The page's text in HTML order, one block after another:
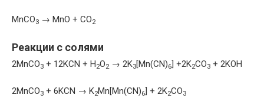
MnCO3 → MnO + CO2
Реакции с солями
2MnCO3 + 12KCN + H2O2 → 2K3[Mn(CN)6] +2K2CO3 + 2KOH
2MnCO3 + 6KCN → K2Mn[Mn(CN)6] + 2K2CO3